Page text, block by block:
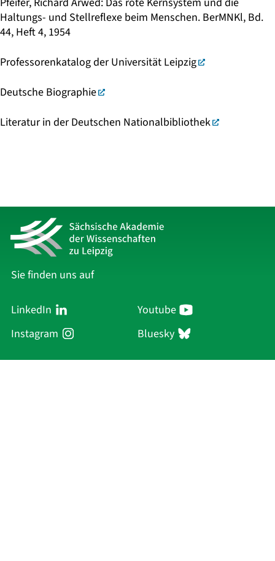
Haltungs- und Stellreflexe beim Menschen. BerMNKl, Bd.
44, Heft 4, 1954
Professorenkatalog der Universität Leipzig
Deutsche Biographie
Literatur in der Deutschen Nationalbibliothek
Sie finden uns auf
LinkedIn
Youtube
Instagram
Bluesky